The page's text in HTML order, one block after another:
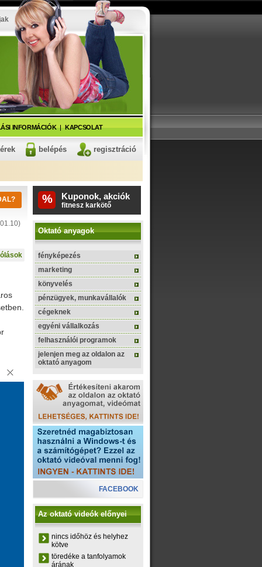
INFORMÁCIÓK KAPCSOLAT
belépés regisztráció
% Kuponok, akciók
pendrive
Oktató anyagok
fényképezés
marketing
könyvelés
pénzügyek, munkavállalók
cégeknek
egyéni vállalkozás
felhasználói programok
jelenjen meg az oldalon az
oktató anyagom
FACEBOOK
Az oktató videók előnyei
nincs időhöz és helyhez
kötve
töredéke a tanfolyamok
árának